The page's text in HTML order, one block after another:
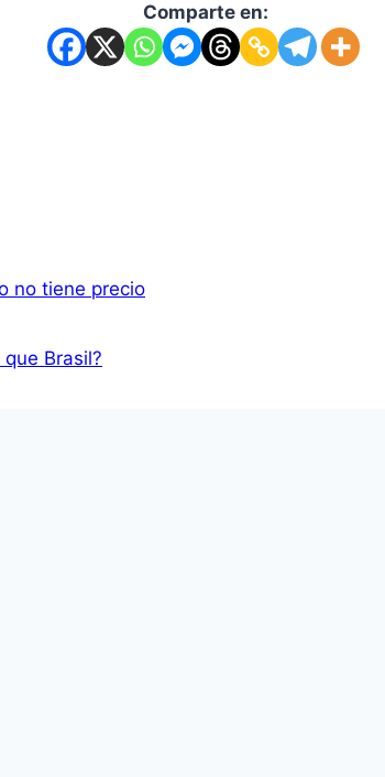
Comparte en:
no tiene precio
Brasil?